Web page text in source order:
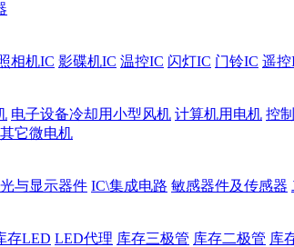
相机IC 影碟机IC 温控IC 闪灯IC 门铃IC 遥控
电子设备冷却用小型风机 计算机用电机 控
其它微电机
与显示器件 IC\集成电路 敏感器件及传感器
存LED LED代理 库存三极管 库存二极管 库